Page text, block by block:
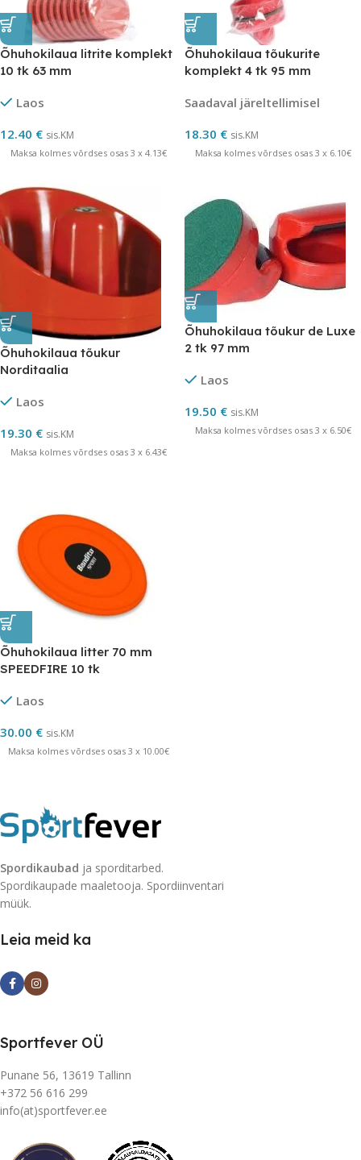
Õhuhokilaua litrite komplekt
10 tk 63 mm
Laos
12.40 € sis.KM
Maksa kolmes võrdses osas 3 x 4.13€
Õhuhokilaua tõukurite
komplekt 4 tk 95 mm
Saadaval järeltellimisel
18.30 € sis.KM
Maksa kolmes võrdses osas 3 x 6.10€
Õhuhokilaua tõukur
Norditaalia
Laos
19.30 € sis.KM
Maksa kolmes võrdses osas 3 x 6.43€
Õhuhokilaua tõukur de Luxe
2 tk 97 mm
Laos
19.50 € sis.KM
Maksa kolmes võrdses osas 3 x 6.50€
Õhuhokilaua litter 70 mm
SPEEDFIRE 10 tk
Laos
30.00 € sis.KM
Maksa kolmes võrdses osas 3 x 10.00€
Spordikaubad ja sporditarbed.
Spordikaupade maaletooja. Spordiinventari
müük.
Leia meid ka
Sportfever OÜ
Punane 56, 13619 Tallinn
+372 56 616 299
info(at)sportfever.ee